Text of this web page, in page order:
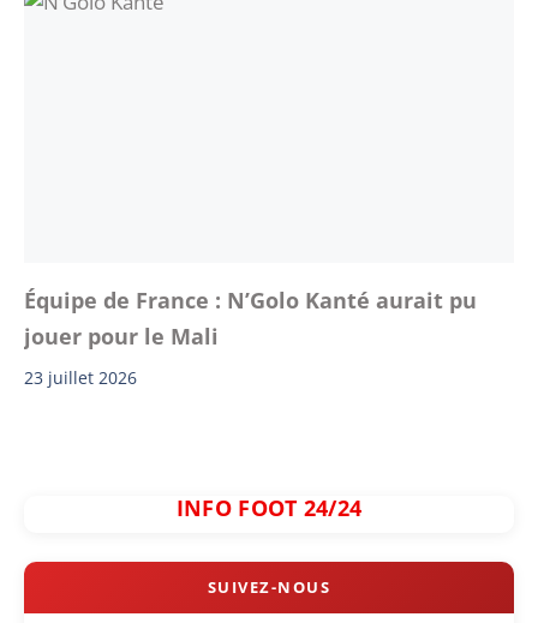
Équipe de France : N’Golo Kanté aurait pu
jouer pour le Mali
23 juillet 2026
INFO FOOT 24/24